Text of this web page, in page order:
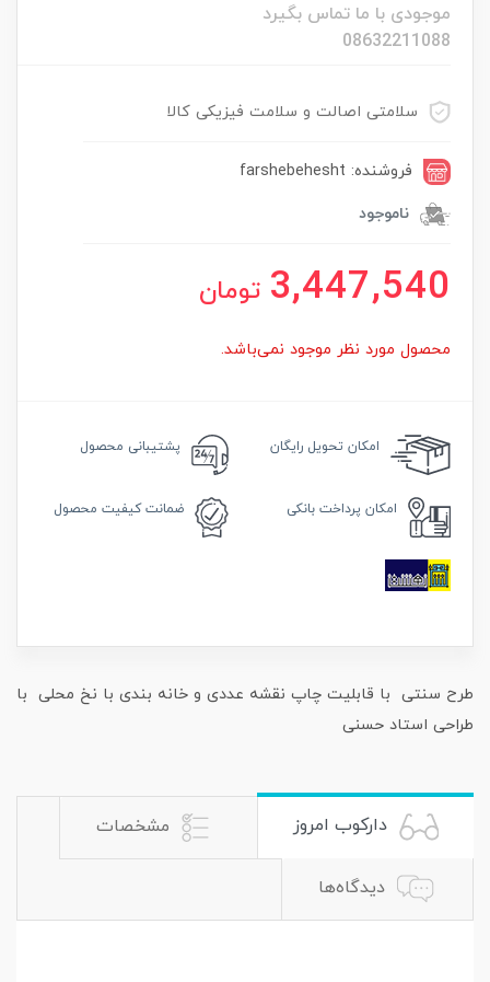
موجودی با ما تماس بگیرد
08632211088
سلامتی اصالت و سلامت فیزیکی کالا
فروشنده: farshebehesht
ناموجود
3,447,540 تومان
محصول مورد نظر موجود نمی‌باشد.
امکان تحویل رایگان پشتیبانی محصول
امکان پرداخت بانکی ضمانت کیفیت محصول
طرح سنتی با قابلیت چاپ نقشه عددی و خانه بندی با نخ محلی با
طراحی استاد حسنی
دارکوب امروز مشخصات
دیدگاه‌ها